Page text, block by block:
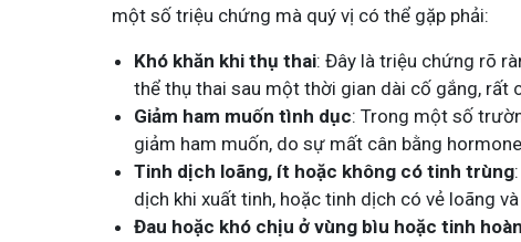
một số triệu chứng mà quý vị có thể gặp phải:
Khó khăn khi thụ thai: Đây là triệu chứng rõ
thể thụ thai sau một thời gian dài cố gắng, rất
Giảm ham muốn tình dục: Trong một số
giảm ham muốn, do sự mất cân bằng
Tinh dịch loãng, ít hoặc không có tinh trùng
dịch khi xuất tinh, hoặc tinh dịch có vẻ loãng
Đau hoặc khó chịu ở vùng bìu hoặc tinh hoàn